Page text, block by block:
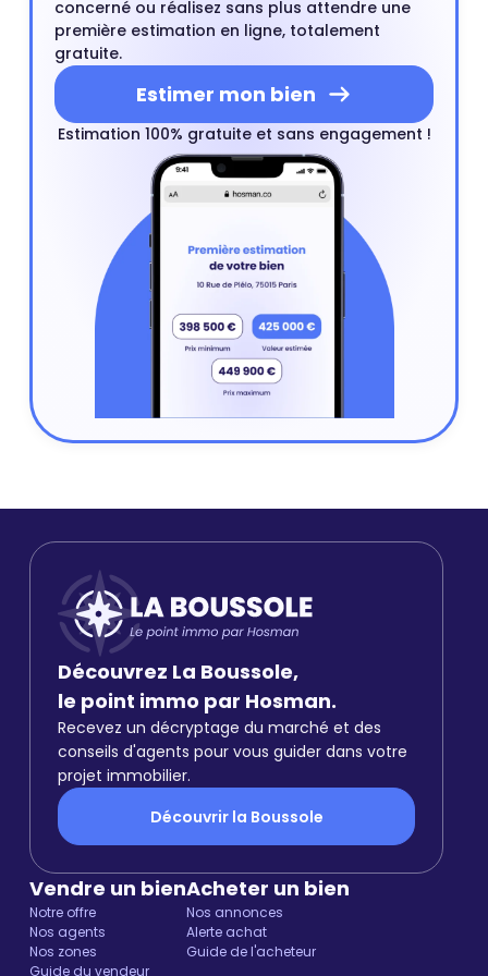
concerné ou réalisez sans plus attendre une
première estimation en ligne, totalement
gratuite.
Estimer mon bien
Estimation 100% gratuite et sans engagement !
Découvrez La Boussole,
le point immo par Hosman.
Recevez un décryptage du marché et des
conseils d'agents pour vous guider dans votre
projet immobilier.
Découvrir la Boussole
Vendre un bien
Notre offre
Nos agents
Nos zones
Guide du vendeur
Acheter un bien
Nos annonces
Alerte achat
Guide de l'acheteur